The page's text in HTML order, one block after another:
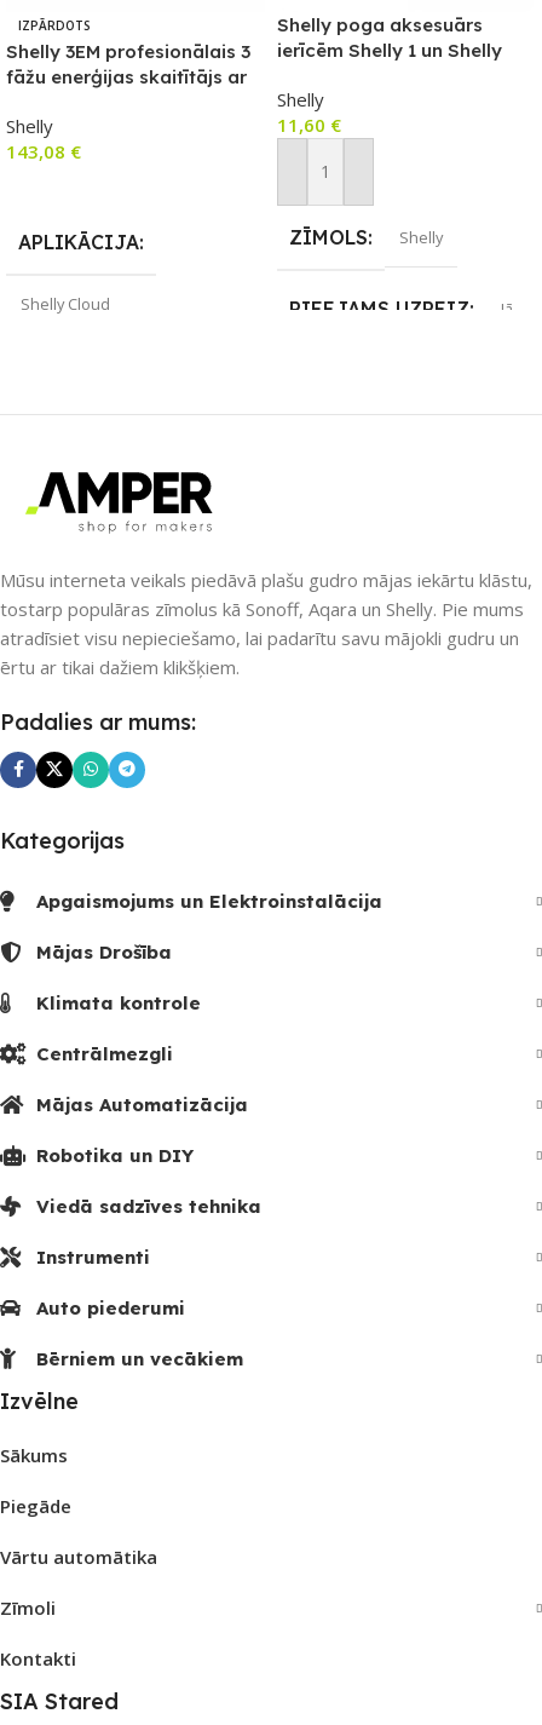
IZPĀRDOTS
Shelly 3EM profesionālais 3
fāžu enerģijas skaitītājs ar
Shelly
143,08 €
APLIKĀCIJA
Shelly Cloud
PIEEJAMS UZREIZ
Nē
UZREIZ PIEEJAMAIS
SKAITS
Shelly poga aksesuārs
ierīcēm Shelly 1 un Shelly
Shelly
11,60 €
Pievienot Grozam
ZĪMOLS Shelly
PIEEJAMS UZREIZ Jā
Mūsu interneta veikals piedāvā plašu gudro mājas iekārtu klāstu,
tostarp populāras zīmolus kā Sonoff, Aqara un Shelly. Pie mums
atradīsiet visu nepieciešamo, lai padarītu savu mājokli gudru un
ērtu ar tikai dažiem klikšķiem.
Padalies ar mums:
Kategorijas
Apgaismojums un Elektroinstalācija
Mājas Drošība
Klimata kontrole
Centrālmezgli
Mājas Automatizācija
Robotika un DIY
Viedā sadzīves tehnika
Instrumenti
Auto piederumi
Bērniem un vecākiem
Izvēlne
Sākums
Piegāde
Vārtu automātika
Zīmoli
Kontakti
SIA Stared